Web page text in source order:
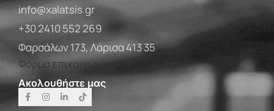
info@xalatsis.gr
+30 2410 552 269
Φαρσάλων 173, Λάρισα 413 35
Φόρμα επικοινωνίας
Ακολουθήστε μας